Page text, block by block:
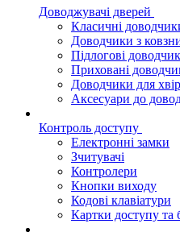
Доводжувачі дверей
Класичні
Доводчики з
Підлогові
Приховані
Доводчики для
Аксесуари до
Контроль доступу
Електронні замки
Зчитувачі
Контролери
Кнопки виходу
Кодові клавіатури
Картки доступу та